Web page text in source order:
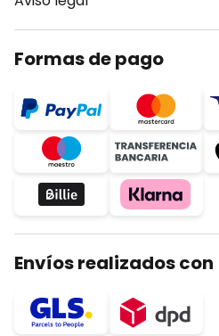
Formas de pago
Envíos realizados con